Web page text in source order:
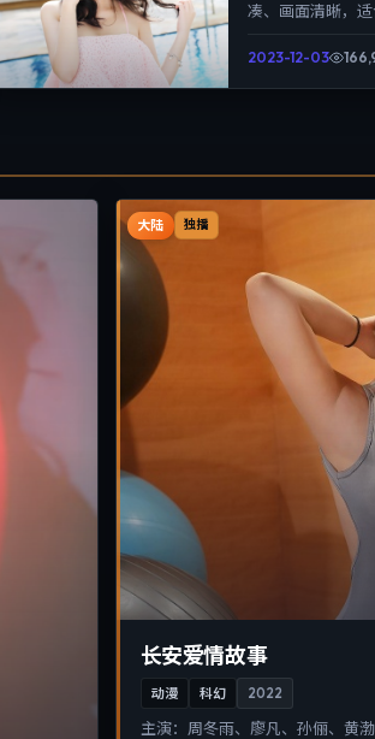
凑、画面清晰，
2023-12-03
大陆 独播
长安爱情故事
动漫 科幻 2022
主演： 周冬雨、廖凡、孙俪、黄